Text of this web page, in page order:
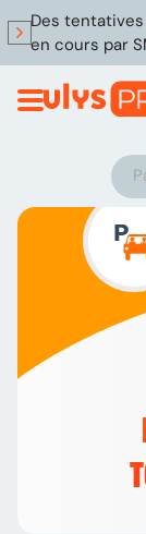
Des
en cours par